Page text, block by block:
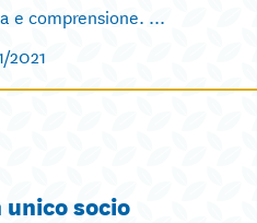
e comprensione. ...
2021
socio